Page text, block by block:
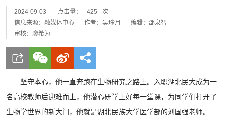
2024-09-03 点击量： 425
次
信息来源：融媒体中心
作者：吴玲月
编辑：邵泉智
审核：廖希为
坚守本心，他一直奔跑在生物研究之路上。入职湖北民大成为一
名高校教师后迎难而上，他潜心研学上好每一堂课，为同学们打开了
生物学世界的新大门，他就是湖北民族大学医学部的刘国强老师。